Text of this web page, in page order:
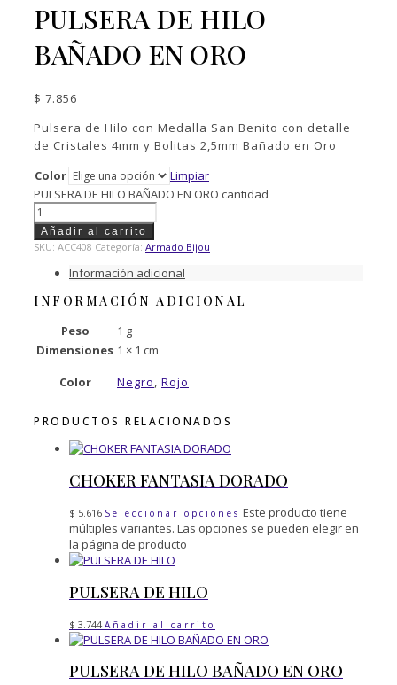
PULSERA DE HILO
BAÑADO EN ORO
$ 7.856
Pulsera de Hilo con Medalla San Benito con detalle
de Cristales 4mm y Bolitas 2,5mm Bañado en Oro
Color
Limpiar
PULSERA DE HILO BAÑADO EN ORO cantidad
Añadir al carrito
SKU: ACC408 Categoría: Armado Bijou
Información adicional
INFORMACIÓN ADICIONAL
Peso
1 g
Dimensiones 1 × 1 cm
Color
Negro, Rojo
PRODUCTOS RELACIONADOS
CHOKER FANTASIA DORADO
$ 5.616 Seleccionar opciones Este producto tiene
múltiples variantes. Las opciones se pueden elegir en
la página de producto
PULSERA DE HILO
$ 3.744 Añadir al carrito
PULSERA DE HILO BAÑADO EN ORO